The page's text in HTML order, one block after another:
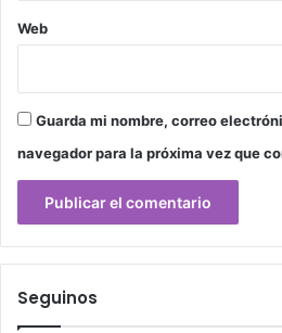
Web
Guarda mi nombre, correo
navegador para la próxima vez que
Seguinos